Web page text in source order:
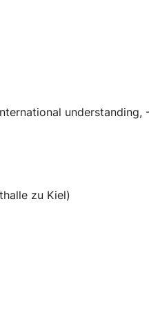
understanding,
zu Kiel)